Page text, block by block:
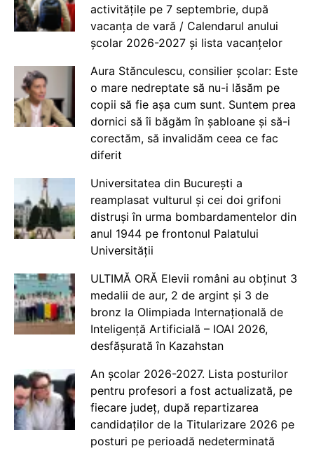
activitățile pe 7 septembrie, după
vacanța de vară / Calendarul anului
școlar 2026-2027 și lista vacanțelor
Aura Stănculescu, consilier școlar: Este
o mare nedreptate să nu-i lăsăm pe
copii să fie așa cum sunt. Suntem prea
dornici să îi băgăm în șabloane și să-i
corectăm, să invalidăm ceea ce fac
diferit
Universitatea din București a
reamplasat vulturul și cei doi grifoni
distruși în urma bombardamentelor din
anul 1944 pe frontonul Palatului
Universității
ULTIMĂ ORĂ Elevii români au obținut 3
medalii de aur, 2 de argint și 3 de
bronz la Olimpiada Internațională de
Inteligență Artificială – IOAI 2026,
desfășurată în Kazahstan
An școlar 2026-2027. Lista posturilor
pentru profesori a fost actualizată, pe
fiecare județ, după repartizarea
candidaților de la Titularizare 2026 pe
posturi pe perioadă nedeterminată